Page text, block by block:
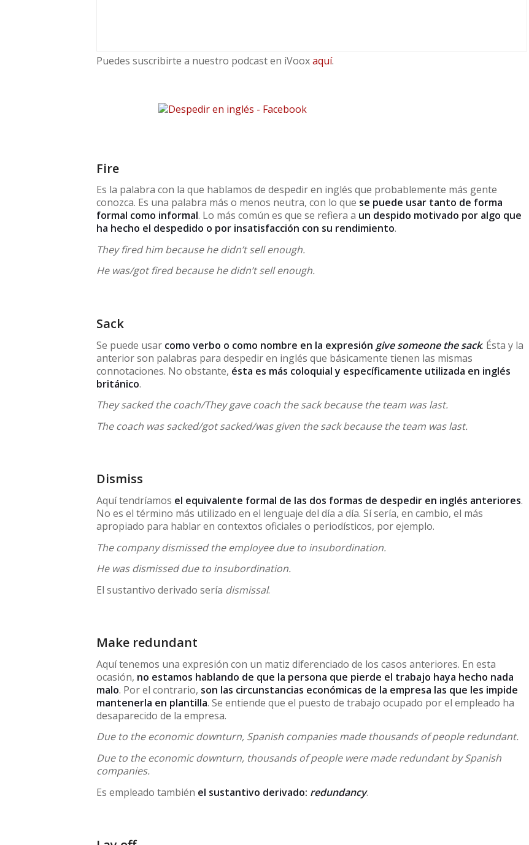
Puedes suscribirte a nuestro podcast en iVooxaquí.
Fire
Es la palabra con la que hablamos de despedir en inglés que probablemente más gente
conozca. Es una palabra más o menos neutra, con lo que se puede usar tanto de forma
formal como informal. Lo más común es que se refiera a un despido motivado por algo que
ha hecho el despedido o por insatisfacción con su rendimiento.
They fired him because he didn’t sell enough.
He was/got fired because he didn’t sell enough.
Sack
Se puede usar como verbo o como nombre en la expresión give someone the sack. Ésta y la
anterior son palabras para despedir en inglés que básicamente tienen las mismas
connotaciones. No obstante, ésta es más coloquial y específicamente utilizada en inglés
británico.
They sacked the coach/They gave coach the sack because the team was last.
The coach was sacked/got sacked/was given the sack because the team was last.
Dismiss
Aquí tendríamos el equivalente formal de las dos formas de despedir en inglés anteriores.
No es el término más utilizado en el lenguaje del día a día. Sí sería, en cambio, el más
apropiado para hablar en contextos oficiales o periodísticos, por ejemplo.
The company dismissed the employee due to insubordination.
He was dismissed due to insubordination.
El sustantivo derivado sería dismissal.
Make redundant
Aquí tenemos una expresión con un matiz diferenciado de los casos anteriores. En esta
ocasión, no estamos hablando de que la persona que pierde el trabajo haya hecho nada
malo. Por el contrario, son las circunstancias económicas de la empresa las que les impide
mantenerla en plantilla. Se entiende que el puesto de trabajo ocupado por el empleado ha
desaparecido de la empresa.
Due to the economic downturn, Spanish companies made thousands of people redundant.
Due to the economic downturn, thousands of people were made redundant by Spanish
companies.
Es empleado también el sustantivo derivado: redundancy.